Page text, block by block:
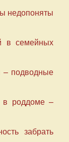
недопоняты
в семейных
– подводные
в роддоме –
забрать